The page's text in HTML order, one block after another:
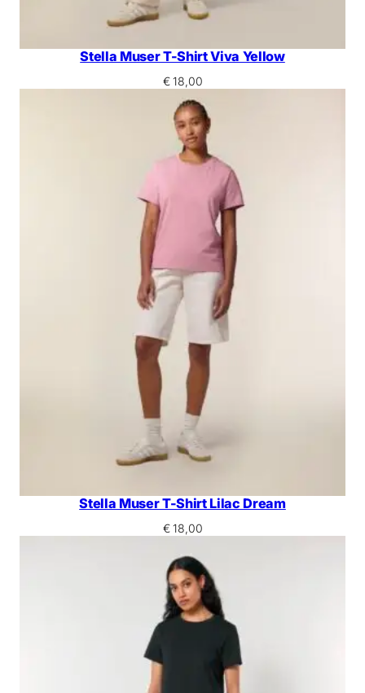
Stella Muser T-Shirt Viva Yellow
€18,00
Stella Muser T-Shirt Lilac Dream
€18,00